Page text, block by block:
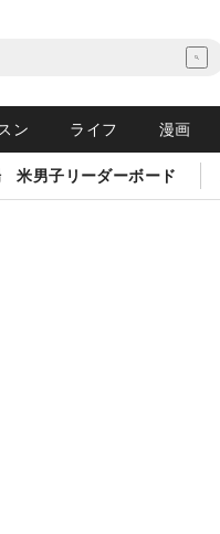
ン ライフ 漫画
米男子リーダーボード